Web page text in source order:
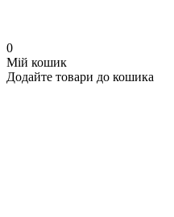
0
Мій кошик
Додайте товари до кошика